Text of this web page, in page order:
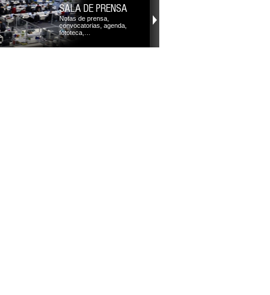
SALA DE PRENSA
Notas de prensa,
convocatorias, agenda,
fototeca,…